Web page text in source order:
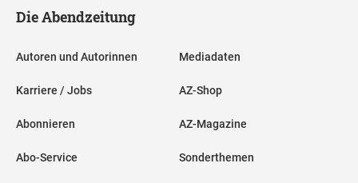
Die Abendzeitung
Autoren und Autorinnen
Karriere / Jobs
Abonnieren
Abo-Service
Mediadaten
AZ-Shop
AZ-Magazine
Sonderthemen